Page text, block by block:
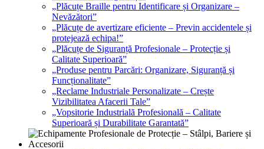
„Plăcuțe Braille pentru Identificare și Organizare –
Nevăzători”
„Plăcuțe de avertizare eficiente – Previn accidentele și
protejează echipa!”
„Plăcuțe de Siguranță Profesionale – Protecție și
Calitate Superioară”
„Produse pentru Parcări: Organizare, Siguranță și
Funcționalitate”
„Reclame Industriale Personalizate – Crește
Vizibilitatea Afacerii Tale”
„Vopsitorie Industrială Profesională – Calitate
Superioară și Durabilitate Garantată”